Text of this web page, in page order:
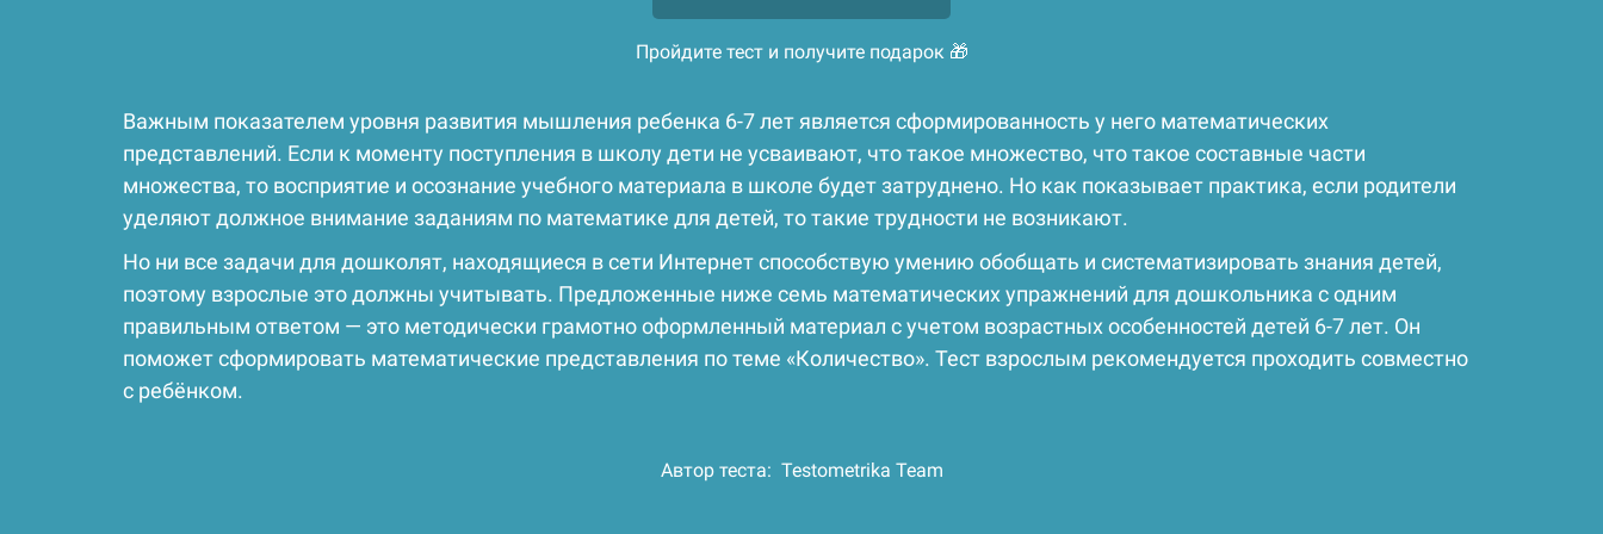
Пройдите тест и получите подарок 🎁
Важным показателем уровня развития мышления ребенка 6-7 лет является сформированность у него математических
представлений. Если к моменту поступления в школу дети не усваивают, что такое множество, что такое составные части
множества, то восприятие и осознание учебного материала в школе будет затруднено. Но как показывает практика, если родители
уделяют должное внимание заданиям по математике для детей, то такие трудности не возникают.
Но ни все задачи для дошколят, находящиеся в сети Интернет способствую умению обобщать и систематизировать знания детей,
поэтому взрослые это должны учитывать. Предложенные ниже семь математических упражнений для дошкольника с одним
правильным ответом — это методически грамотно оформленный материал с учетом возрастных особенностей детей 6-7 лет. Он
поможет сформировать математические представления по теме «Количество». Тест взрослым рекомендуется проходить совместно
с ребёнком.
Автор теста: Testometrika Team